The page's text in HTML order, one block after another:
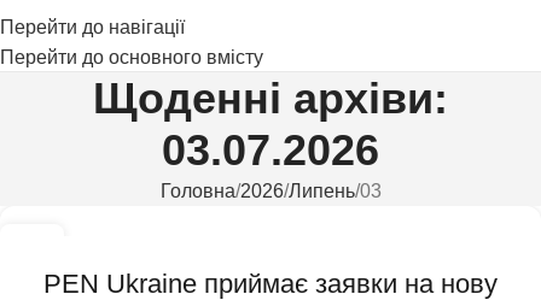
Перейти до навігації
Перейти до основного вмісту
Щоденні архіви:
03.07.2026
Головна 2026 Липень 03
PEN Ukraine приймає заявки на нову